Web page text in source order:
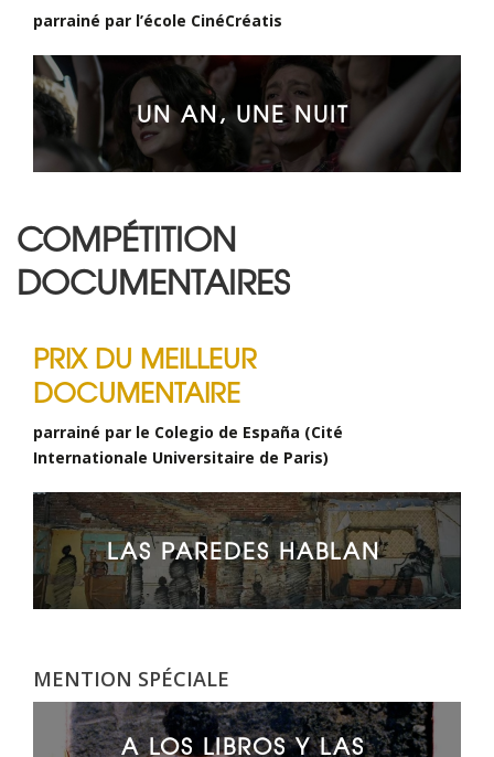
parrainé par l’école CinéCréatis
UN AN, UNE NUIT
COMPÉTITION
DOCUMENTAIRES
PRIX DU MEILLEUR
DOCUMENTAIRE
parrainé par le Colegio de España (Cité
Internationale Universitaire de Paris)
LAS PAREDES HABLAN
MENTION SPÉCIALE
A LOS LIBROS Y LAS